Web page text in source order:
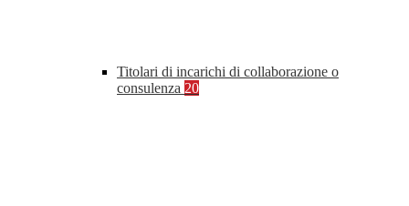
Titolari di incarichi di collaborazione o
consulenza 20